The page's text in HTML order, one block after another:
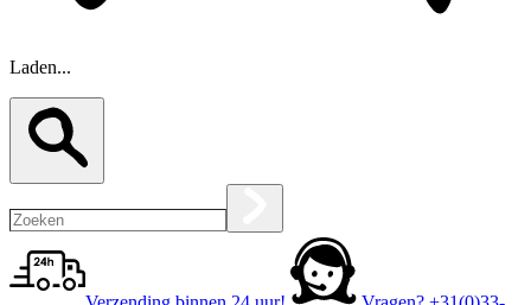
Laden...